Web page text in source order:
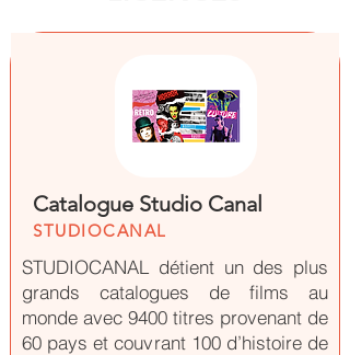
Catalogue Studio Canal
STUDIOCANAL
STUDIOCANAL détient un des plus
grands catalogues de films au
monde avec 9400 titres provenant de
60 pays et couvrant 100 d’histoire de